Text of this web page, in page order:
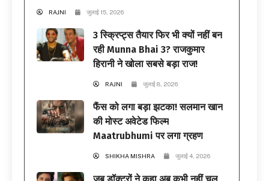
RAJNI जुलाई 15, 2026
3 स्क्रिप्ट्स तैयार फिर भी क्यों नहीं बन
रही Munna Bhai 3? राजकुमार
हिरानी ने खोला सबसे बड़ा राज!
RAJNI जुलाई 8, 2026
फैंस को लगा बड़ा झटका! सलमान खान
की मोस्ट अवेटेड फिल्म
Maatrubhumi पर लगा ग्रहण
SHIKHA MISHRA जुलाई 4, 2026